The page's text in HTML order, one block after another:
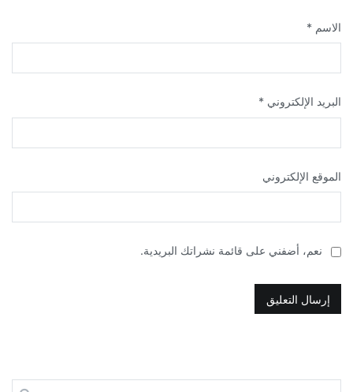
الاسم*
البريد الإلكتروني*
الموقع الإلكتروني
نعم، أضفني على قائمة نشراتك البريدية.